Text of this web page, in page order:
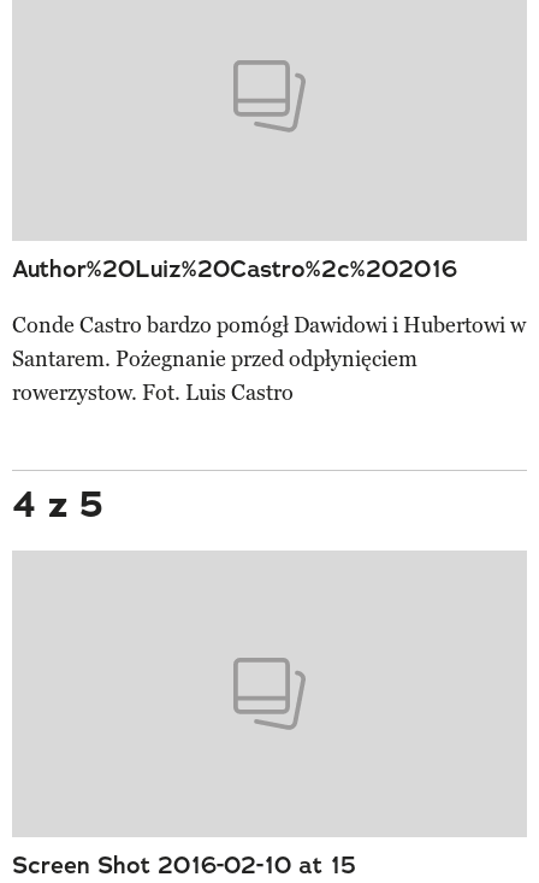
Author%20Luiz%20Castro%2c%202016
Conde Castro bardzo pomógł Dawidowi i Hubertowi w
Santarem. Pożegnanie przed odpłynięciem
rowerzystow. Fot. Luis Castro
4 z 5
Screen Shot 2016-02-10 at 15